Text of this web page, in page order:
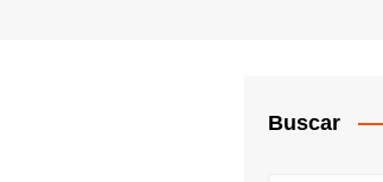
Buscar